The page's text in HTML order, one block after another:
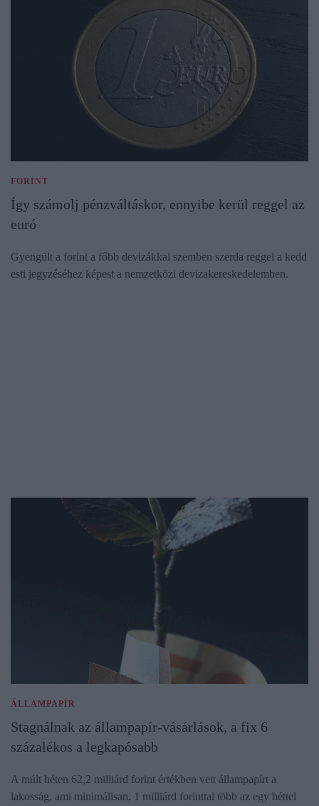
FORINT
Így számolj pénzváltáskor, ennyibe kerül reggel az
euró
Gyengült a forint a főbb devizákkal szemben szerda reggel a kedd
esti jegyzéséhez képest a nemzetközi devizakereskedelemben.
ÁLLAMPAPÍR
Stagnálnak az állampapír-vásárlások, a fix 6
százalékos a legkapósabb
A múlt héten 62,2 milliárd forint értékben vett állampapírt a
lakosság, ami minimálisan, 1 milliárd forinttal több az egy héttel